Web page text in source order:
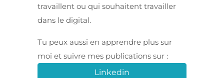
travaillent ou qui souhaitent travailler
dans le digital.
Tu peux aussi en apprendre plus sur
moi et suivre mes publications sur :
Linkedin